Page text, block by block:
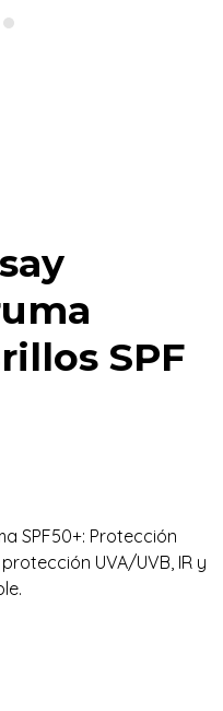
SPF
SPF50+: Protección
UVA/UVB, IR y